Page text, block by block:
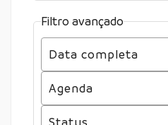
Filtro avançado